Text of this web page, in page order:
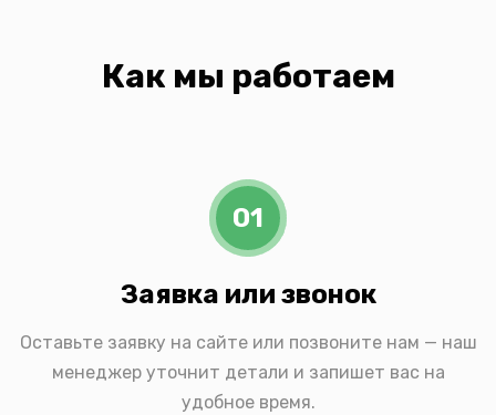
Как мы работаем
01
Заявка или звонок
Оставьте заявку на сайте или позвоните нам — наш
менеджер уточнит детали и запишет вас на
удобное время.